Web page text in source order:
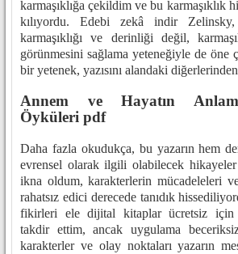
karmaşıklığa çekildim ve bu karmaşıklık
kılıyordu. Edebi zekâ indir Zelinsky,
karmaşıklığı ve derinliği değil,
görünmesini sağlama yeteneğiyle de öne
bir yetenek, yazısını alandaki
Annem ve Hayatın
Öyküleri pdf
Daha fazla okudukça, bu yazarın hem
evrensel olarak ilgili olabilecek hikayeler
ikna oldum, karakterlerin mücadeleleri
rahatsız edici derecede tanıdık
fikirleri ele dijital kitaplar ücretsiz için
takdir ettim, ancak uygulama
karakterler ve olay noktaları yazarın